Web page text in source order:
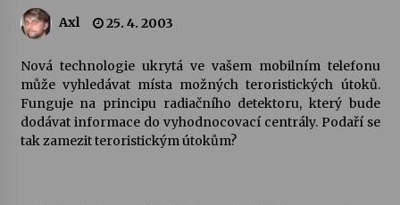
30. 7. 2026
Pozvánka na integrační festival Quijotova
šedesátka: 28. 7.–1. 8. 2026
Axl 25. 4. 2003
Nová technologie ukrytá ve vašem mobilním telefonu
může vyhledávat místa možných teroristických útoků.
Funguje na principu radiačního detektoru, který bude
dodávat informace do vyhodnocovací centrály. Podaří se
tak zamezit teroristickým útokům?